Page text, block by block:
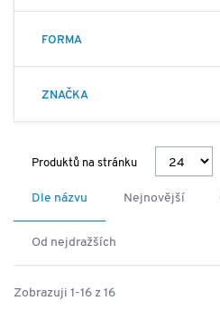
FORMA
ZNAČKA
Produktů na stránku
Dle názvu Nejnovější
Od nejdražších
Zobrazuji 1-16 z 16